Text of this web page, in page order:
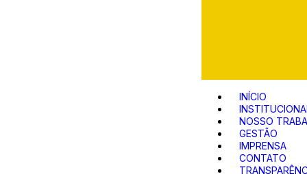
INÍCIO
NOSSO
GESTÃO
IMPRENSA
CONTATO